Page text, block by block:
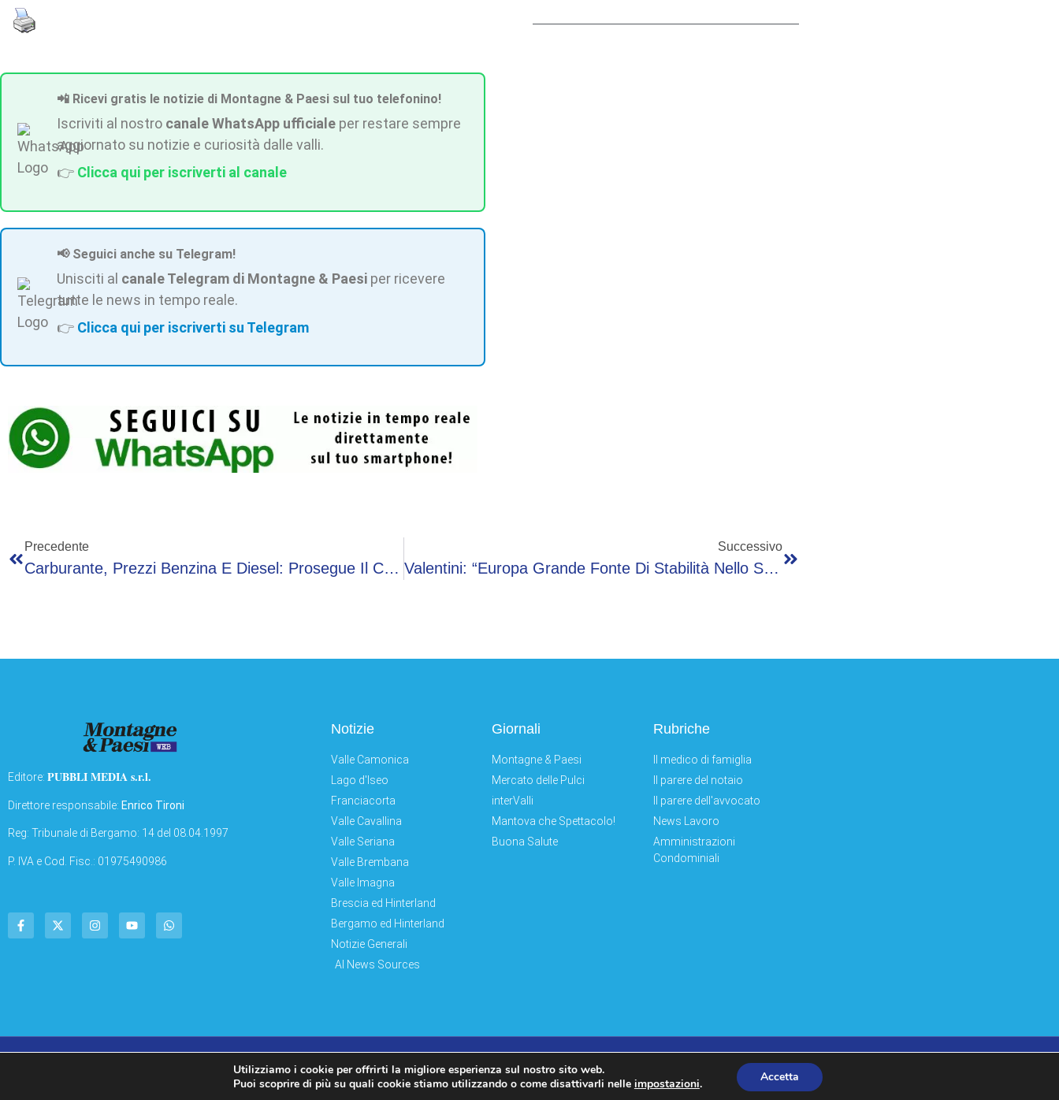
📲 Ricevi gratis le notizie di Montagne & Paesi sul tuo telefonino!
Iscriviti al nostro canale WhatsApp ufficiale per restare sempre
aggiornato su notizie e curiosità dalle valli.
👉 Clicca qui per iscriverti al canale
📢 Seguici anche su Telegram!
Unisciti al canale Telegram di Montagne & Paesi per ricevere
tutte le news in tempo reale.
👉 Clicca qui per iscriverti su Telegram
Precedente
Carburante, Prezzi Benzina E Diesel: Prosegue Il Calo
Successivo
Valentini: “Europa Grande Fonte Di Stabilità Nello Scenario Mondiale, Può Attirare Investimenti”
Editore: PUBBLI MEDIA s.r.l.
Direttore responsabile: Enrico Tironi
Reg: Tribunale di Bergamo: 14 del 08.04.1997
P. IVA e Cod. Fisc.: 01975490986
Notizie
Valle Camonica
Lago d'Iseo
Franciacorta
Valle Cavallina
Valle Seriana
Valle Brembana
Valle Imagna
Brescia ed Hinterland
Bergamo ed Hinterland
Notizie Generali
AI News Sources
Giornali
Montagne & Paesi
Mercato delle Pulci
interValli
Mantova che Spettacolo!
Buona Salute
Rubriche
Il medico di famiglia
Il parere del notaio
Il parere dell'avvocato
News Lavoro
Amministrazioni
Condominiali
made by moonbat
Utilizziamo i cookie per offrirti la migliore esperienza sul nostro sito web.
Puoi scoprire di più su quali cookie stiamo utilizzando o come disattivarli nelle impostazioni. Accetta